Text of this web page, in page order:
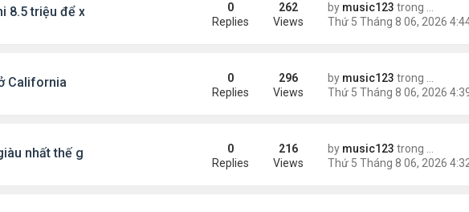
8.5 triệu để xóa ràng buộc với vị hôn thê cũ by music123 trong
0
Replies
262
Views
California by music123 trong
0
Replies
296
Views
nhất thế giới by music123 trong
0
Replies
216
Views